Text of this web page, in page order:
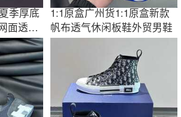
季厚底
面透气
1:1原盒广州货1:1原盒新款
帆布透气休闲板鞋外贸男鞋